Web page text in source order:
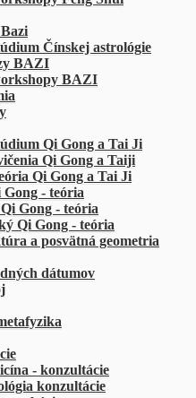
Čínskej astrológie
BAZI
BAZI
Qi Gong a Tai Ji
Qi Gong a Taiji
Qi Gong a Tai Ji
- teória
Gong - teória
Qi Gong - teória
a posvätná geometria
dátumov
- konzultácie
konzultácie